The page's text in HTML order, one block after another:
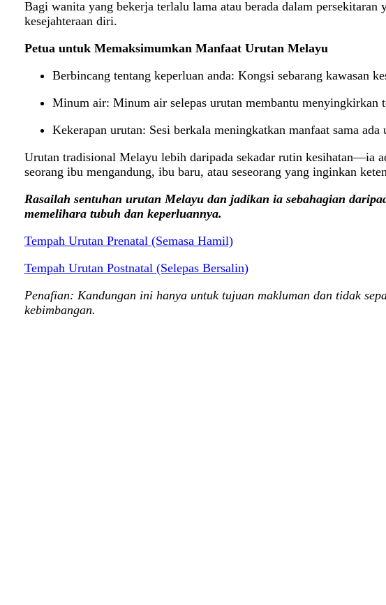
Bagi wanita yang bekerja terlalu lama atau berada dalam
kesejahteraan diri.
Petua untuk Memaksimumkan Manfaat Urutan Melayu
Berbincang tentang keperluan anda: Kongsi sebarang kawasan
Minum air: Minum air selepas urutan membantu menyingkirkan
Kekerapan urutan: Sesi berkala meningkatkan manfaat sama
Urutan tradisional Melayu lebih daripada sekadar rutin kesihatan—ia
seorang ibu mengandung, ibu baru, atau seseorang yang inginkan
Rasailah sentuhan urutan Melayu dan jadikan ia sebahagian
memelihara tubuh dan keperluannya.
Tempah Urutan Prenatal (Semasa Hamil)
Tempah Urutan Postnatal (Selepas Bersalin)
Penafian: Kandungan ini hanya untuk tujuan makluman dan tidak
kebimbangan.